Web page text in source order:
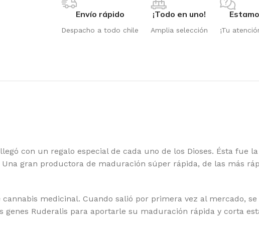
RIPPER SEEDS
ROYAL QUEEN SEEDS
TH SEEDS
THE KUSH BROTHERS
Envío rápido
Despacho a todo chile
¡Todo en uno!
Amplia selección ¡Tu
con un regalo especial de cada uno de los Dioses. Ésta fue
gran productora de maduración súper rápida, de las más
medicinal. Cuando salió por primera vez al mercado,
Ruderalis para aportarle su maduración rápida y corta